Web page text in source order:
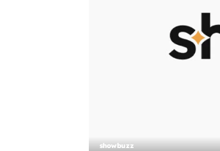
showbuzz